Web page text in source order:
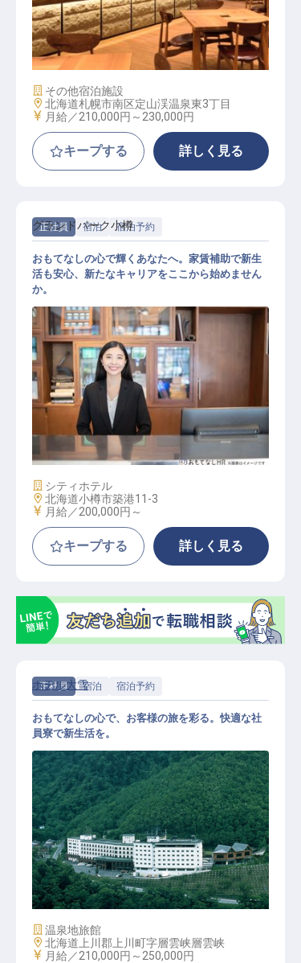
予約スタッフ【定山渓万世閣ホテル
ホテルミリオーネ】
施設業態
その他宿泊施設
勤務地
北海道札幌市南区定山渓温泉東3丁目
給与
月給／210,000円～ 230,000円
キープする 詳しく見る
正社員 宿泊 宿泊予約
宿泊予約スタッフ
グランドパーク小樽
おもてなしの心で輝くあなたへ。家賃補助で新生
活も安心、新たなキャリアをここから始めません
か。
施設業態
シティホテル
勤務地
北海道小樽市築港11-3
給与
月給／200,000円～
キープする 詳しく見る
正社員 宿泊 宿泊予約
予約スタッフ
ホテル大雪
おもてなしの心で、お客様の旅を彩る。快適な社
員寮で新生活を。
施設業態
温泉地旅館
勤務地
北海道上川郡上川町字層雲峡層雲峡
給与
月給／210,000円～ 250,000円